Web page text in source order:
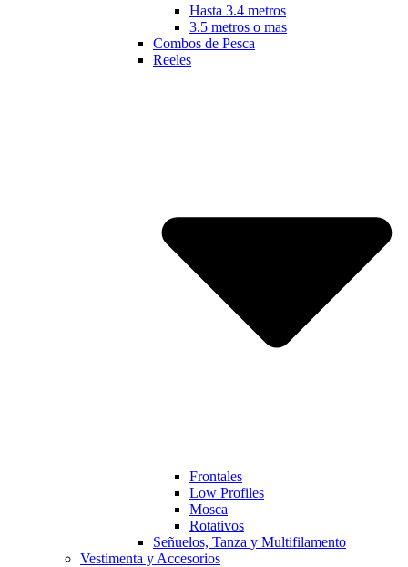
Hasta 3.4 metros
3.5 metros o mas
Combos de Pesca
Reeles
Frontales
Low Profiles
Mosca
Rotativos
Señuelos, Tanza y Multifilamento
Vestimenta y Accesorios